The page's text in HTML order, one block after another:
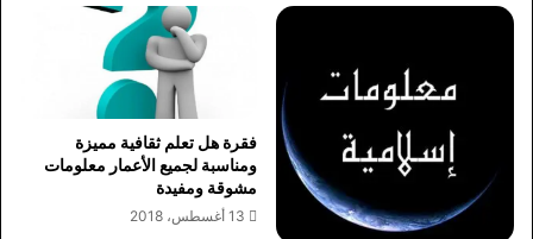
فقرة هل تعلم ثقافية مميزة
ومناسبة لجميع الأعمار معلومات
مشوقة ومفيدة
13 أغسطس، 2018